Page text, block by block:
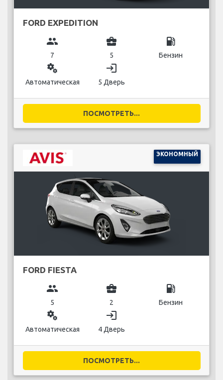
FORD EXPEDITION
group
7
business_center
5
local_gas_station
Бензин
miscellaneous_services
Автоматическая
login
5 Дверь
ПОСМОТРЕТЬ...
ЭКОНОМНЫЙ
FORD FIESTA
group
5
business_center
2
local_gas_station
Бензин
miscellaneous_services
Автоматическая
login
4 Дверь
ПОСМОТРЕТЬ...